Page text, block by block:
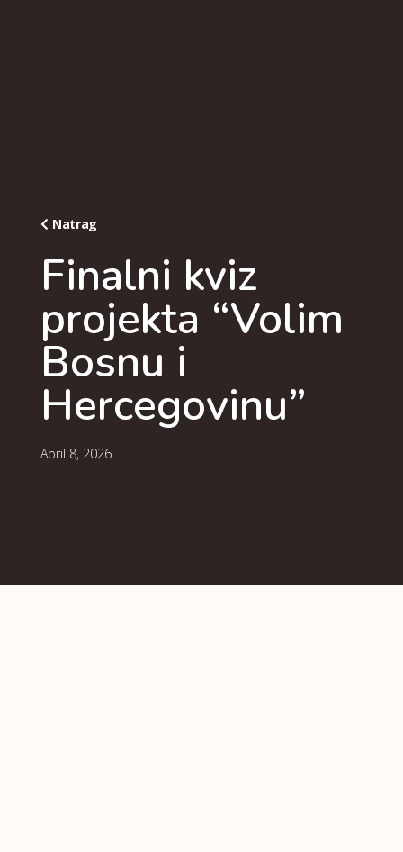
Natrag
Finalni kviz
projekta “Volim
Bosnu i
Hercegovinu”
April 8, 2026